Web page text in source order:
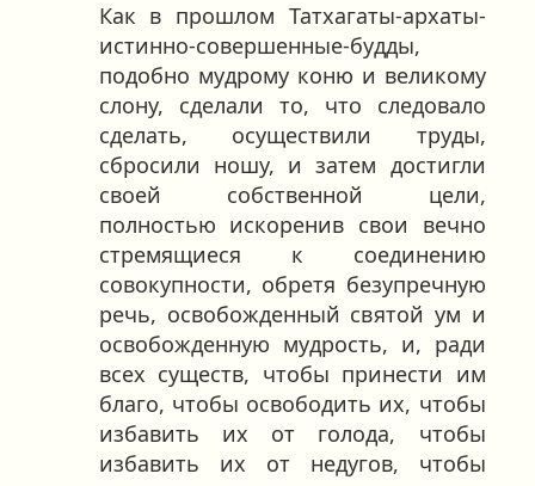
Как в прошлом Татхагаты-архаты-
истинно-совершенные-будды,
подобно мудрому коню и великому
слону, сделали то, что следовало
сделать, осуществили труды,
сбросили ношу, и затем достигли
своей собственной цели,
полностью искоренив свои вечно
стремящиеся к соединению
совокупности, обретя безупречную
речь, освобожденный святой ум и
освобожденную мудрость, и, ради
всех существ, чтобы принести им
благо, чтобы освободить их, чтобы
избавить их от голода, чтобы
избавить их от недугов, чтобы